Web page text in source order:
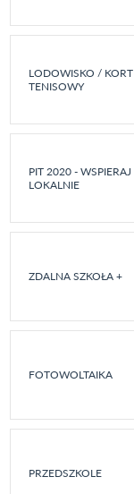
LODOWISKO / KORT
TENISOWY
PIT 2020 - WSPIERAJ
LOKALNIE
ZDALNA SZKOŁA +
FOTOWOLTAIKA
PRZEDSZKOLE